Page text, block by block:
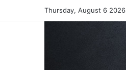
Thursday, August 6 2026